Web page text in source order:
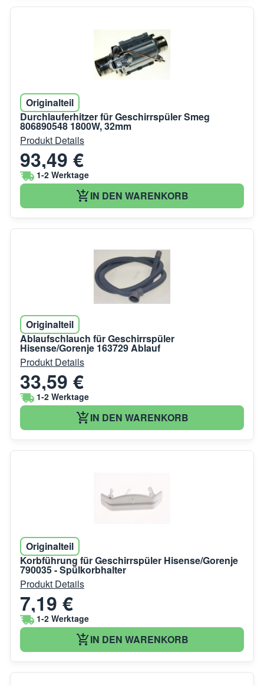
Originalteil
Durchlauferhitzer für Geschirrspüler Smeg
806890548 1800W, 32mm
Produkt Details
93,49 €
1-2 Werktage
IN DEN WARENKORB
Originalteil
Ablaufschlauch für Geschirrspüler
Hisense/Gorenje 163729 Ablauf
Produkt Details
33,59 €
1-2 Werktage
IN DEN WARENKORB
Originalteil
Korbführung für Geschirrspüler Hisense/Gorenje
790035 - Spülkorbhalter
Produkt Details
7,19 €
1-2 Werktage
IN DEN WARENKORB